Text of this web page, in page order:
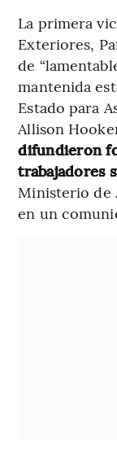
La primera
Exteriores,
de
mantenida
Estado para
Allison
difundieron
trabajadores
Ministerio de
en un